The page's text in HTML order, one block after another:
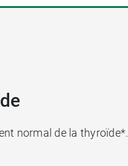
normal de la thyroïde*.